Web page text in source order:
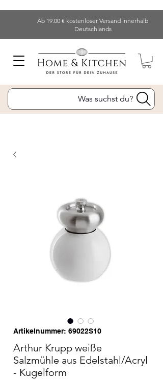
Ab 19.00 € kostenloser Versand innerhalb
Deutschlands
Was suchst du?
Artikelnummer: 69022S10
Arthur Krupp weiße
Salzmühle aus Edelstahl/Acryl
- Kugelform